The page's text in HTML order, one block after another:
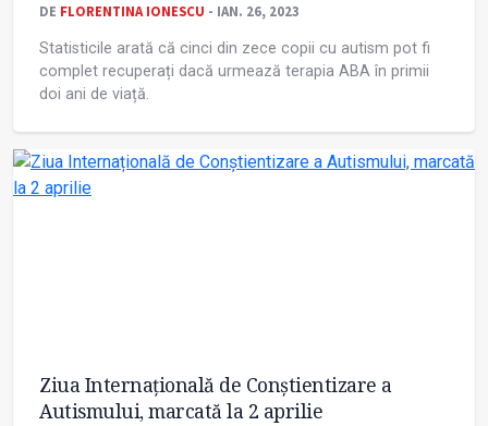
DE FLORENTINA IONESCU - IAN. 26, 2023
Statisticile arată că cinci din zece copii cu autism pot fi
complet recuperați dacă urmează terapia ABA în primii
doi ani de viață.
Ziua Internațională de Conștientizare a
Autismului, marcată la 2 aprilie